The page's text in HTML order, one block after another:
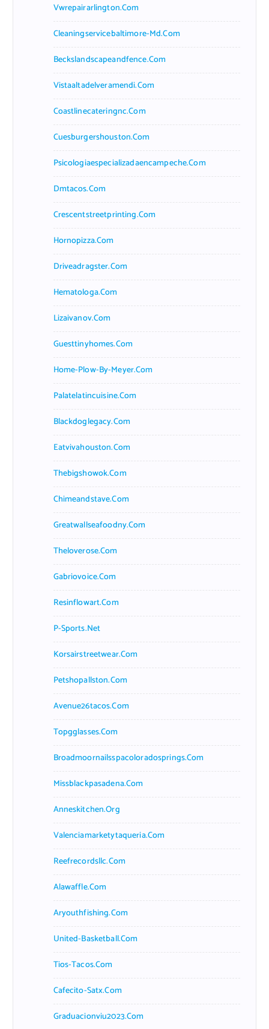
Vwrepairarlington.com
Cleaningservicebaltimore-Md.com
Beckslandscapeandfence.com
Vistaaltadelveramendi.com
Coastlinecateringnc.com
Cuesburgershouston.com
Psicologiaespecializadaencampeche.com
Dmtacos.com
Crescentstreetprinting.com
Hornopizza.com
Driveadragster.com
Hematologa.com
Lizaivanov.com
Guesttinyhomes.com
Home-Plow-By-Meyer.com
Palatelatincuisine.com
Blackdoglegacy.com
Eatvivahouston.com
Thebigshowok.com
Chimeandstave.com
Greatwallseafoodny.com
Theloverose.com
Gabriovoice.com
Resinflowart.com
P-Sports.net
Korsairstreetwear.com
Petshopallston.com
Avenue26tacos.com
Topgglasses.com
Broadmoornailsspacoloradosprings.com
Missblackpasadena.com
Anneskitchen.org
Valenciamarketytaqueria.com
Reefrecordsllc.com
Alawaffle.com
Aryouthfishing.com
United-Basketball.com
Tios-Tacos.com
Cafecito-Satx.com
Graduacionviu2023.com